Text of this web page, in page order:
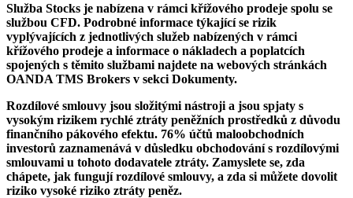
Služba Stocks je nabízena v rámci křížového prodeje spolu se
službou CFD. Podrobné informace týkající se rizik
vyplývajících z jednotlivých služeb nabízených v rámci
křížového prodeje a informace o nákladech a poplatcích
spojených s těmito službami najdete na webových stránkách
OANDA TMS Brokers v sekci Dokumenty.
Rozdílové smlouvy jsou složitými nástroji a jsou spjaty s
vysokým rizikem rychlé ztráty peněžních prostředků z důvodu
finančního pákového efektu. 76% účtů maloobchodních
investorů zaznamenává v důsledku obchodování s rozdílovými
smlouvami u tohoto dodavatele ztráty. Zamyslete se, zda
chápete, jak fungují rozdílové smlouvy, a zda si můžete dovolit
riziko vysoké riziko ztráty peněz.